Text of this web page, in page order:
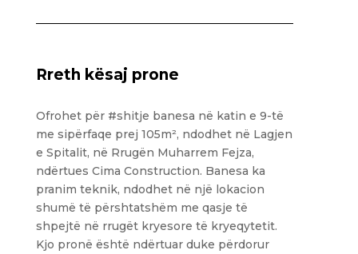
Rreth kësaj prone
Ofrohet për #shitje banesa në katin e 9-të
me sipërfaqe prej 105m², ndodhet në Lagjen
e Spitalit, në Rrugën Muharrem Fejza,
ndërtues Cima Construction. Banesa ka
pranim teknik, ndodhet në një lokacion
shumë të përshtatshëm me qasje të
shpejtë në rrugët kryesore të kryeqytetit.
Kjo pronë është ndërtuar duke përdorur